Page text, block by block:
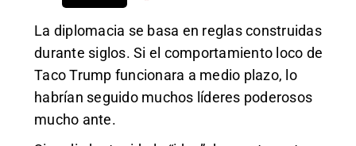
La diplomacia se basa en reglas construidas
durante siglos. Si el comportamiento loco de
Taco Trump funcionara a medio plazo, lo
habrían seguido muchos líderes poderosos
mucho ante.